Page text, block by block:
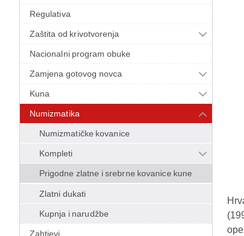
Regulativa
Zaštita od krivotvorenja
Nacionalni program obuke
Zamjena gotovog novca
Kuna
Numizmatika
Numizmatičke kovanice
Kompleti
Prigodne zlatne i srebrne kovanice kune
Zlatni dukati
Kupnja i narudžbe
Zahtjevi